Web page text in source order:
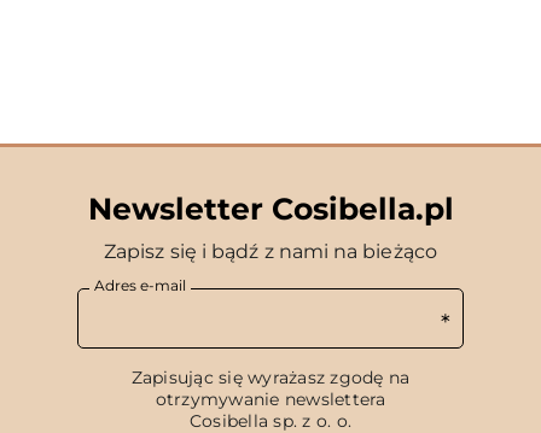
Newsletter Cosibella.pl
Zapisz się i bądź z nami na bieżąco
Adres e-mail
Zapisując się wyrażasz zgodę na
otrzymywanie newslettera
Cosibella sp. z o. o.